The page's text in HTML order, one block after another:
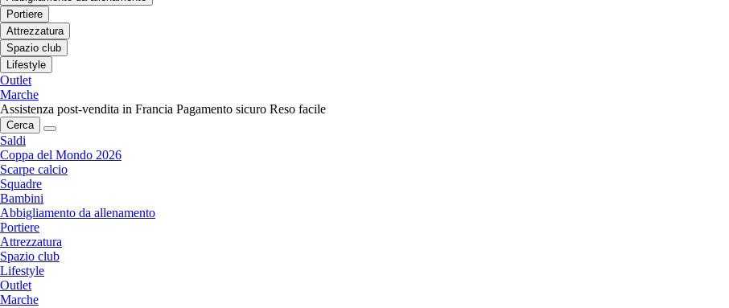
Portiere
Attrezzatura
Spazio club
Lifestyle
Outlet
Marche
Assistenza post-vendita in Francia Pagamento sicuro Reso facile
Cerca
Saldi
Coppa del Mondo 2026
Scarpe calcio
Squadre
Bambini
Abbigliamento da allenamento
Portiere
Attrezzatura
Spazio club
Lifestyle
Outlet
Marche